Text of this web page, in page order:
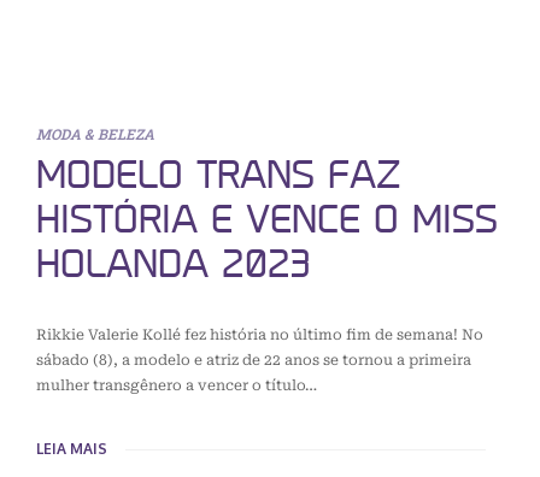
MODA & BELEZA
MODELO TRANS FAZ
HISTÓRIA E VENCE O MISS
HOLANDA 2023
Rikkie Valerie Kollé fez história no último fim de semana! No
sábado (8), a modelo e atriz de 22 anos se tornou a primeira
mulher transgênero a vencer o título…
LEIA MAIS